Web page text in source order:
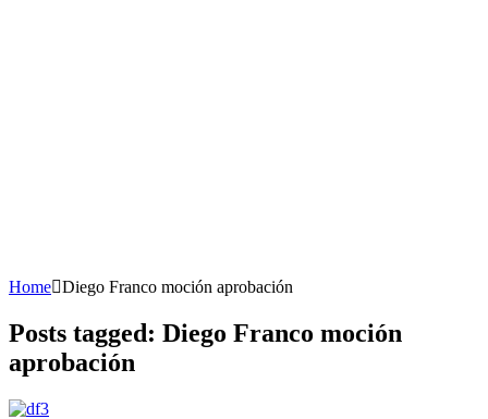
Home Diego Franco moción aprobación
Posts tagged: Diego Franco moción
aprobación